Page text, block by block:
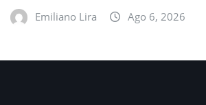
Emiliano Lira Ago 6, 2026